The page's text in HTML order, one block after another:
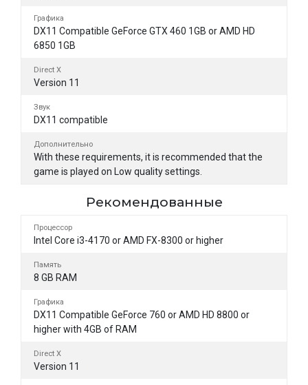
Графика
DX11 Compatible GeForce GTX 460 1GB or AMD HD
6850 1GB
Direct X
Version 11
Звук
DX11 compatible
Дополнительно
With these requirements, it is recommended that the
game is played on Low quality settings.
Рекомендованные
Процессор
Intel Core i3-4170 or AMD FX-8300 or higher
Память
8 GB RAM
Графика
DX11 Compatible GeForce 760 or AMD HD 8800 or
higher with 4GB of RAM
Direct X
Version 11